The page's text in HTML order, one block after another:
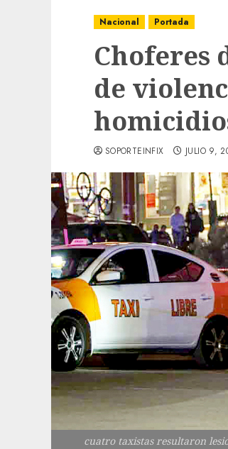
Nacional Portada
Choferes
de
SOPORTEINFIX JULIO 9,
cuatro taxistas resultaron